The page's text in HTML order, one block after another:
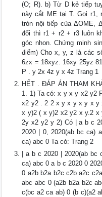
(O; R). b) Từ D kẻ tiếp
này cắt ME tại T. Gọi r1,
tròn nội tiếp của ΔOME,
đổi thì r1 + r2 + r3 luôn
góc nhon. Chứng minh
điểm) Cho x, y, z là các
6zx = 18xyz. 16xy 25yz
P . y 2x 4z y x 4z Trang 1
HẾT . ĐÁP ÁN THAM
1. 1) Ta có: x y x y x2 y2
x2 y2 . 2 2 x y x y x y x
x y)2 ( x y)2 x2 y2 x y.2
2y x2 y2 y 2) Có | a b c
2020 | 0, 2020(ab bc ca)
ca) abc 0 Ta có: Trang 2
| a b c 2020 | 2020(ab
ca) abc 0 a b c 2020 0
0 a2b b2a b2c c2b a2c
abc abc 0 (a2b b2a b2c
c(bc a2 ca ab) 0 (b c)(a2